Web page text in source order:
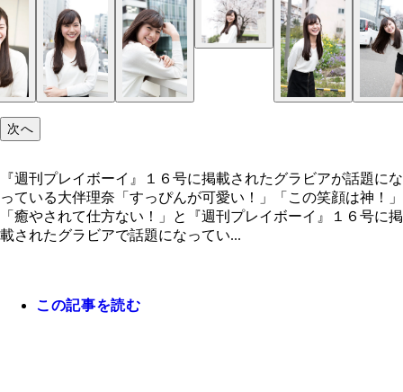
次へ
『週刊プレイボーイ』１６号に掲載されたグラビアが話題にな
っている大伴理奈「すっぴんが可愛い！」「この笑顔は神！」
「癒やされて仕方ない！」と『週刊プレイボーイ』１６号に掲
載されたグラビアで話題になってい...
この記事を読む